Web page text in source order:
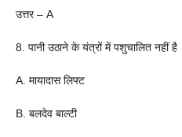
उत्तर – A
8. पानी उठाने के यंत्रों में पशुचालित नहीं है
A. मायादास लिफ्ट
B. बलदेव बाल्टी